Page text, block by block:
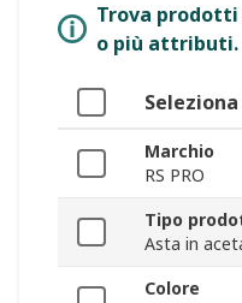
Trova
o più attributi.
Marchio
RS PRO
Tipo
Asta in
Colore